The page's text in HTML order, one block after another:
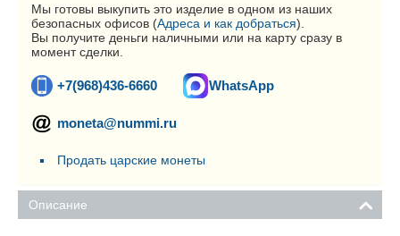
Мы готовы выкупить это изделие в одном из наших
безопасных офисов (Адреса и как добраться).
Вы получите деньги наличными или на карту сразу в
момент сделки.
+7(968)436-6660 WhatsApp
moneta@nummi.ru
Продать царские монеты
Описание